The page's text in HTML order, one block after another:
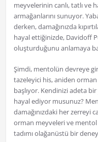
meyvelerinin canlı, tatlı ve
armağanlarını sunuyor.
derken, damağınızda
hayal ettiğinizde, Davidoff
oluşturduğunu anlamaya
Şimdi, mentolün devreye
tazeleyici his, aniden orman
başlıyor. Kendinizi adeta
hayal ediyor musunuz?
damağınızdaki her zerreyi
orman meyveleri ve
tadımı olağanüstü bir